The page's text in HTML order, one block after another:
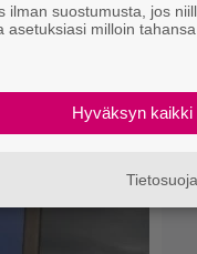
ilman suostumusta, jos
milloin
Hyväksyn kaikki